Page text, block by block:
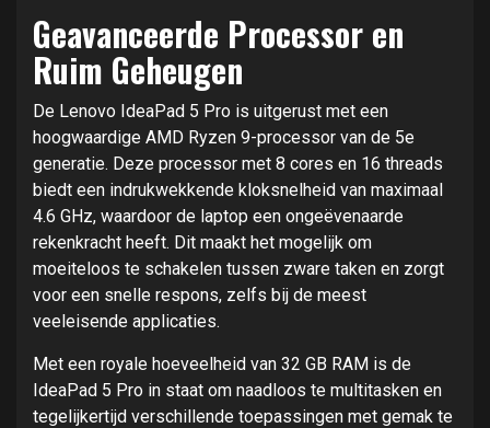
Geavanceerde Processor en
Ruim Geheugen
De Lenovo IdeaPad 5 Pro is uitgerust met een
hoogwaardige AMD Ryzen 9-processor van de 5e
generatie. Deze processor met 8 cores en 16 threads
biedt een indrukwekkende kloksnelheid van maximaal
4.6 GHz, waardoor de laptop een ongeëvenaarde
rekenkracht heeft. Dit maakt het mogelijk om
moeiteloos te schakelen tussen zware taken en zorgt
voor een snelle respons, zelfs bij de meest
veeleisende applicaties.
Met een royale hoeveelheid van 32 GB RAM is de
IdeaPad 5 Pro in staat om naadloos te multitasken en
tegelijkertijd verschillende toepassingen met gemak te